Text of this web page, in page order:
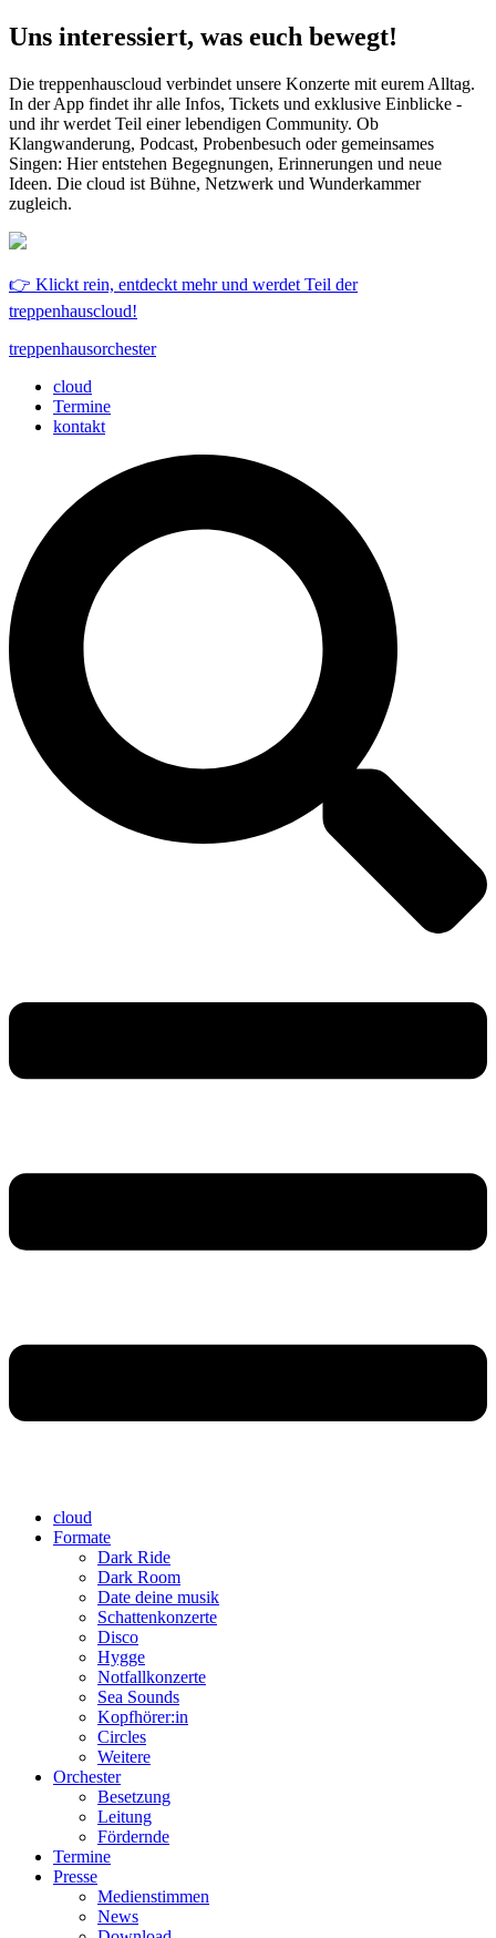
Uns interessiert, was euch bewegt!
Die treppenhauscloud verbindet unsere Konzerte mit eurem Alltag.
In der App findet ihr alle Infos, Tickets und exklusive Einblicke -
und ihr werdet Teil einer lebendigen Community. Ob
Klangwanderung, Podcast, Probenbesuch oder gemeinsames
Singen: Hier entstehen Begegnungen, Erinnerungen und neue
Ideen. Die cloud ist Bühne, Netzwerk und Wunderkammer
zugleich.
👉 Klickt rein, entdeckt mehr und werdet Teil der
treppenhauscloud!
treppenhausorchester
cloud
Termine
kontakt
cloud
Formate
Dark Ride
Dark Room
Date deine musik
Schattenkonzerte
Disco
Hygge
Notfallkonzerte
Sea Sounds
Kopfhörer:in
Circles
Weitere
Orchester
Besetzung
Leitung
Fördernde
Termine
Presse
Medienstimmen
News